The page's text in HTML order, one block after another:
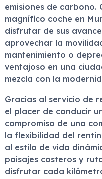
emisiones de
magnífico coche en
disfrutar de sus
aprovechar la
mantenimiento o
ventajoso en una
mezcla con la
Gracias al servicio de
el placer de conducir
compromiso de una
la flexibilidad del
al estilo de vida
paisajes costeros y
disfrutar cada